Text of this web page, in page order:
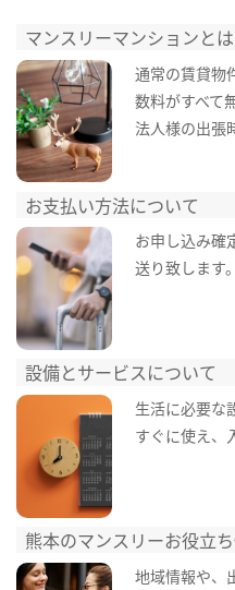
マンスリーマンションとは
通常の賃貸物
数料がすべて
法人様の出張
お支払い方法について
お申し込み確
送り致します。
設備とサービスについて
生活に必要な
すぐに使え、
熊本のマンスリーお役立
地域情報や、